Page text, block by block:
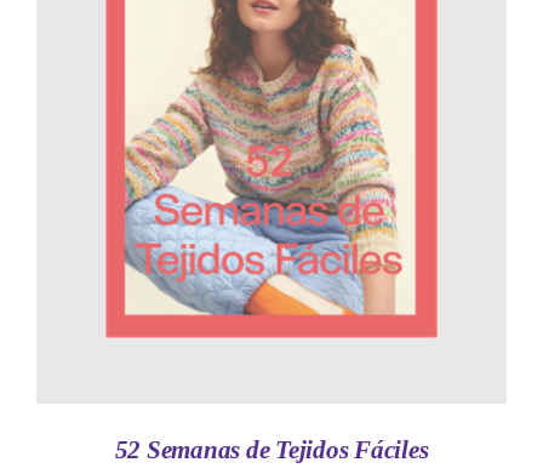
AÑADIR AL CARRITO
/
DETALLES
52 Semanas de Tejidos Fáciles